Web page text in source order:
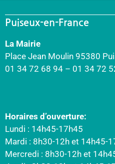
Puiseux-en-France
La Mairie
Place Jean Moulin 95380
01 34 72 68 94 – 01 34 72
Horaires d’ouverture:
Lundi : 14h45-17h45
Mardi : 8h30-12h et 14h45-
Mercredi : 8h30-12h et